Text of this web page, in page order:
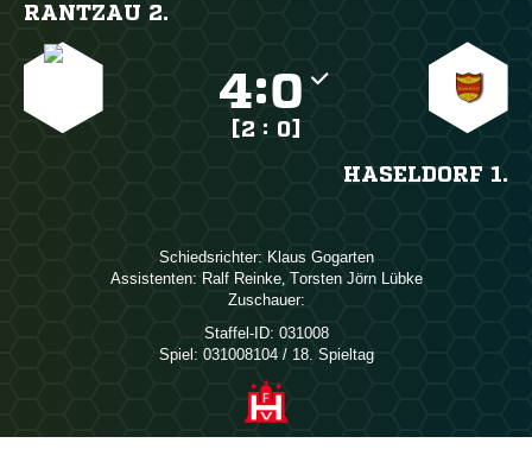
RANTZAU 2.
:
[2 : 0]
HASELDORF 1.
Schiedsrichter:  
Assistenten:  ,   
Zuschauer:
Staffel-ID: 031008
Spiel: 031008104 / 18. Spieltag